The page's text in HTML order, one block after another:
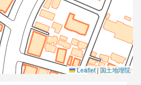
Leaflet | 国土地理院